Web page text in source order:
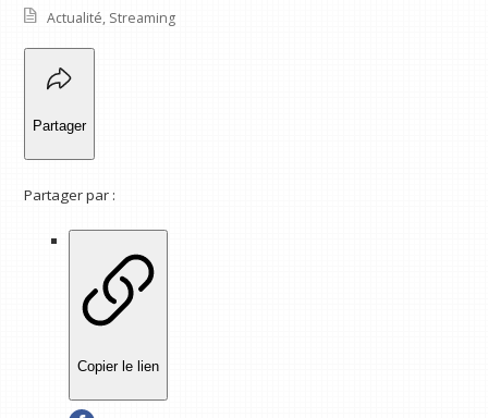
Actualité, Streaming
Partager
Partager par :
Copier le lien